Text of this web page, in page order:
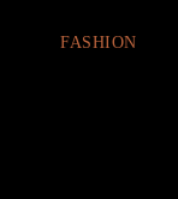
FASHION